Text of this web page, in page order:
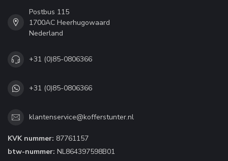
Postbus 115
1700AC Heerhugowaard
Nederland
+31 (0)85-0806366
+31 (0)85-0806366
klantenservice@kofferstunter.nl
KVK nummer: 87761157
btw-nummer: NL864397598B01